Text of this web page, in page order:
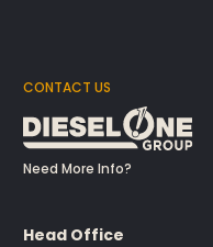
CONTACT US
Need More Info?
Head Office